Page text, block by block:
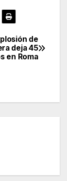
de
deja 45
en Roma